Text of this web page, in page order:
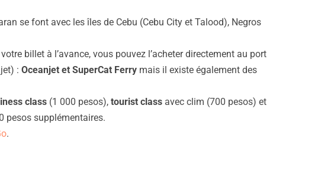
se font avec les îles de Cebu (Cebu City et Talood), Negros
billet à l’avance, vous pouvez l’acheter directement au port
: Oceanjet et SuperCat Ferry mais il existe également des
class (1 000 pesos), tourist class avec clim (700 pesos) et
pesos supplémentaires.
.